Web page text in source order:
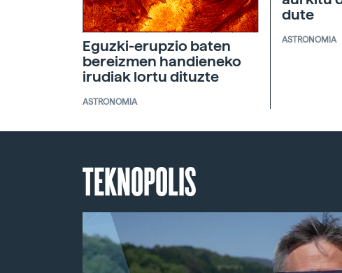
Eguzki-erupzio baten
bereizmen handieneko
irudiak lortu dituzte
ASTRONOMIA
dute
ASTRONOMIA
TEKNOPOLIS